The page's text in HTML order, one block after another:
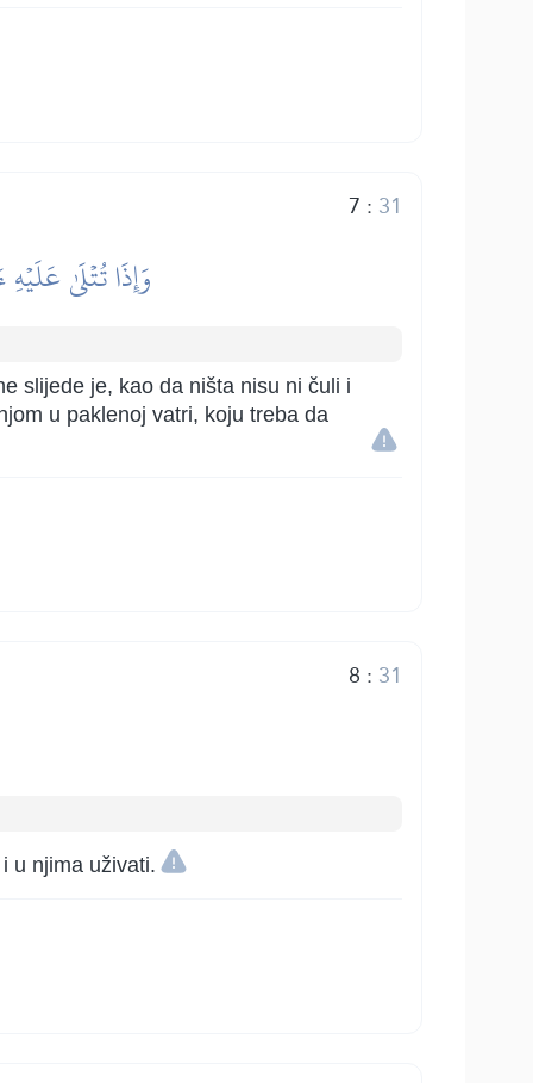
7 : 31
وَإِذَا تُتۡلَىٰ
slijede je, kao da ništa nisu ni čuli i
u paklenoj vatri, koju treba da
8 : 31
u njima uživati.